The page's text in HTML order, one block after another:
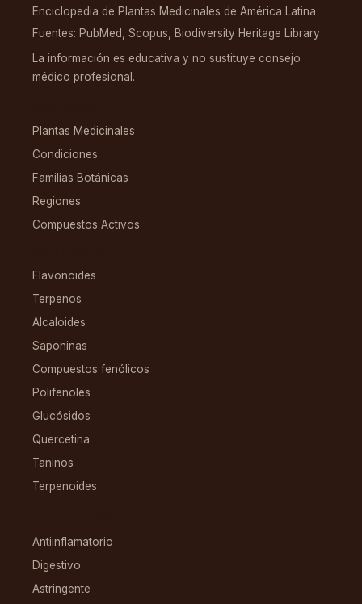
Enciclopedia de Plantas Medicinales de América Latina
Fuentes: PubMed, Scopus, Biodiversity Heritage Library
La información es educativa y no sustituye consejo
médico profesional.
Plantas Medicinales
Condiciones
Familias Botánicas
Regiones
Compuestos Activos
Flavonoides
Terpenos
Alcaloides
Saponinas
Compuestos fenólicos
Polifenoles
Glucósidos
Quercetina
Taninos
Terpenoides
Antiinflamatorio
Digestivo
Astringente